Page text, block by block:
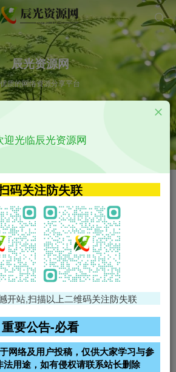
辰光资源网
优质的网络资源分享平台
APP源码
火
影视源码
影视源码
腾讯轻量4核4G3M服务器38元/
器68元/
雨云高防免备案服务器
迎光临辰光资源网
码关注防失联
开站,扫描以上二维码关注防失联
重要公告-必看
网络及用户投稿，仅供大家学习与参
用途，如有侵权请联系站长删除